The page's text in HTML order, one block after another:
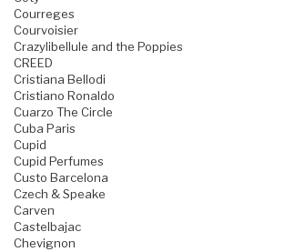
Courreges
Courvoisier
Crazylibellule and the Poppies
CREED
Cristiana Bellodi
Cristiano Ronaldo
Cuarzo The Circle
Cuba Paris
Cupid
Cupid Perfumes
Custo Barcelona
Czech & Speake
Carven
Castelbajac
Chevignon